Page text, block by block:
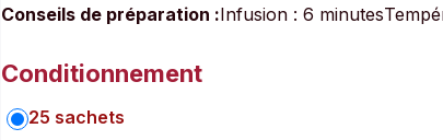
Conseils de préparation :Infusion : 6 minutes
Conditionnement
25 sachets